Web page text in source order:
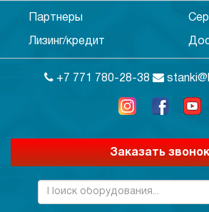
Партнеры
Лизинг/кредит
+7 771 780-28-38
Заказать звонок